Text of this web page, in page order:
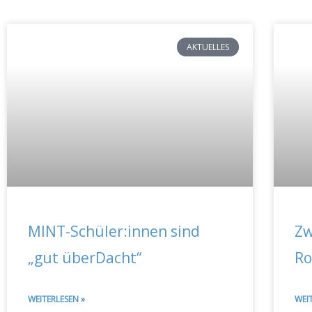
AKTUELLES
MINT-Schüler:innen sind
„gut überDacht“
WEITERLESEN »